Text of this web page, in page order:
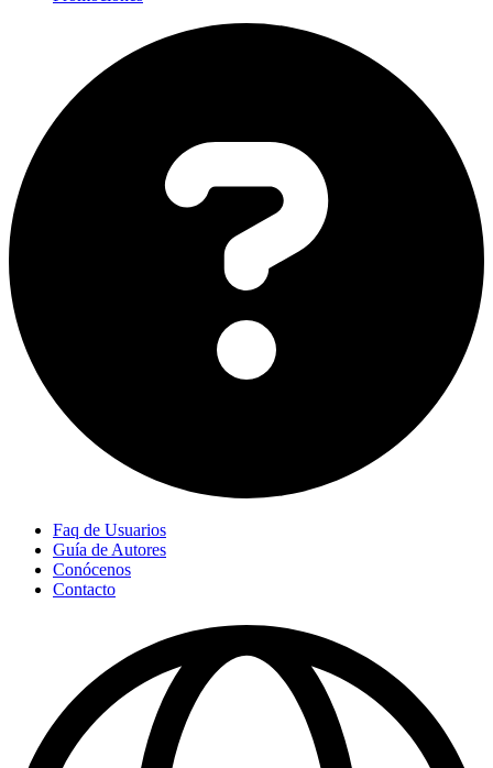
Faq de Usuarios
Guía de Autores
Conócenos
Contacto